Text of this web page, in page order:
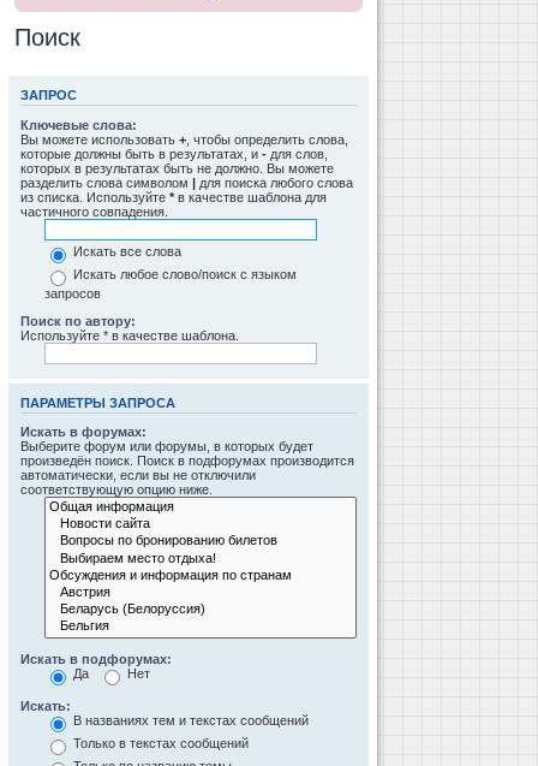
Поиск
ЗАПРОС
Ключевые слова:
Вы можете использовать + , чтобы определить слова,
которые должны быть в результатах, и - для слов,
которых в результатах быть не должно. Вы можете
разделить слова символом | для поиска любого слова
из списка. Используйте * в качестве шаблона для
частичного совпадения.
Искать все слова
Искать любое слово/поиск с языком
запросов
Поиск по автору:
Используйте * в качестве шаблона.
ПАРАМЕТРЫ ЗАПРОСА
Искать в форумах:
Выберите форум или форумы, в которых будет
произведён поиск. Поиск в подфорумах производится
автоматически, если вы не отключили
соответствующую опцию ниже.
Искать в подфорумах:
Да
Нет
Искать:
В названиях тем и текстах сообщений
Только в текстах сообщений